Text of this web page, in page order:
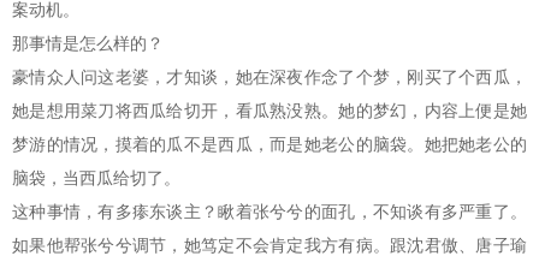
案动机。
那事情是怎么样的？
豪情众人问这老婆，才知谈，她在深夜作念了个梦，刚买了个西瓜，
她是想用菜刀将西瓜给切开，看瓜熟没熟。她的梦幻，内容上便是她
梦游的情况，摸着的瓜不是西瓜，而是她老公的脑袋。她把她老公的
脑袋，当西瓜给切了。
这种事情，有多瘆东谈主？瞅着张兮兮的面孔，不知谈有多严重了。
如果他帮张兮兮调节，她笃定不会肯定我方有病。跟沈君傲、唐子瑜